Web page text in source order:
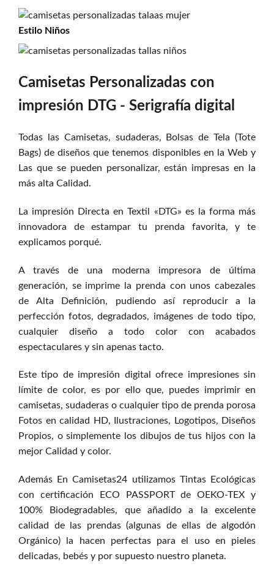
Estilo Niños
Camisetas Personalizadas con
impresión DTG - Serigrafía digital
Todas las Camisetas, sudaderas, Bolsas de Tela (Tote
Bags) de diseños que tenemos disponibles en la Web y
Las que se pueden personalizar, están impresas en la
más alta Calidad.
La impresión Directa en Textil «DTG» es la forma más
innovadora de estampar tu prenda favorita, y te
explicamos porqué.
A través de una moderna impresora de última
generación, se imprime la prenda con unos cabezales
de Alta Definición, pudiendo así reproducir a la
perfección fotos, degradados, imágenes de todo tipo,
cualquier diseño a todo color con acabados
espectaculares y sin apenas tacto.
Este tipo de impresión digital ofrece impresiones sin
límite de color, es por ello que, puedes imprimir en
camisetas, sudaderas o cualquier tipo de prenda porosa
Fotos en calidad HD, Ilustraciones, Logotipos, Diseños
Propios, o simplemente los dibujos de tus hijos con la
mejor Calidad y color.
Además En Camisetas24 utilizamos Tintas Ecológicas
con certificación ECO PASSPORT de OEKO-TEX y
100% Biodegradables, que añadido a la excelente
calidad de las prendas (algunas de ellas de algodón
Orgánico) la hacen perfectas para el uso en pieles
delicadas, bebés y por supuesto nuestro planeta.